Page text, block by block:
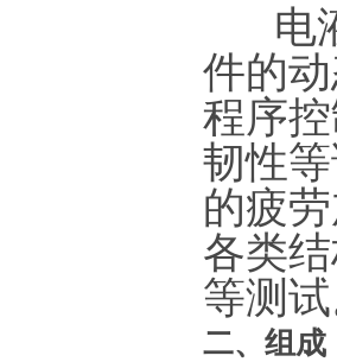
电液
件的
程序
韧性
的疲
各类
等测
二、组成